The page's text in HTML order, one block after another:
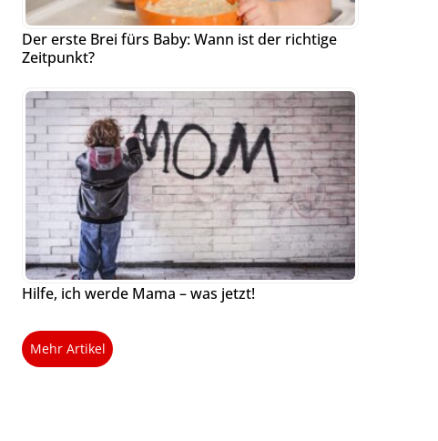
Der erste Brei fürs Baby: Wann ist der richtige
Zeitpunkt?
Hilfe, ich werde Mama – was jetzt!
Mehr Artikel